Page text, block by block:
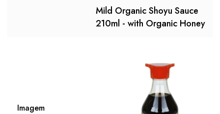
Mild Organic Shoyu Sauce
210ml - with Organic Honey
Imagem